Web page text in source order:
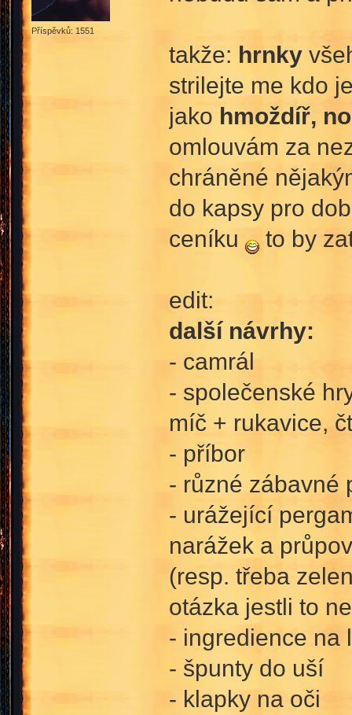
Příspěvků: 1551
takže: hrnky
strilejte me kdo
jako hmoždíř,
omlouvám za
chráněné
do kapsy pro
ceníku
to by
edit:
další návrhy:
- camrál
- společenské
míč + rukavice,
- příbor
- různé zábavné
- urážející
narážek a
(resp. třeba
otázka jestli to
- ingredience na
- špunty do uší
- klapky na oči